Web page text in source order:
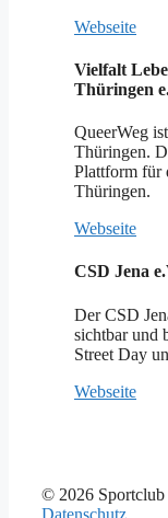
Webseite
Vielfalt
Thüringen
QueerWeg
Thüringen.
Plattform für
Thüringen.
Webseite
CSD Jena
Der CSD
sichtbar und
Street Day
Webseite
© 2026 Sportclub
Datenschutz